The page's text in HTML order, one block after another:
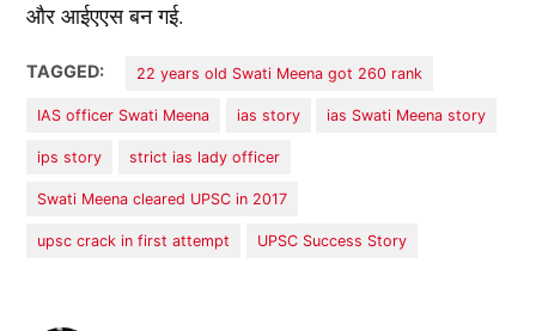
और आईएएस बन गई.
TAGGED: 22 years old Swati Meena got 260 rank
IAS officer Swati Meena ias story ias Swati Meena story
ips story strict ias lady officer
Swati Meena cleared UPSC in 2017
upsc crack in first attempt UPSC Success Story